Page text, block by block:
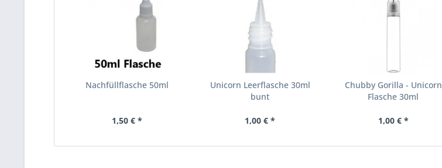
Nachfüllflasche 50ml
1,50 € *
Unicorn Leerflasche 30ml
bunt
1,00 € *
Chubby Gorilla - Unicorn
Flasche 30ml
1,00 € *